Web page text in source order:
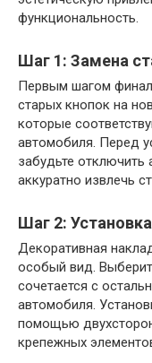
функциональность.
Шаг 1: Замена
Первым шагом
старых кнопок на
которые
автомобиля. Перед
забудьте отключить
аккуратно извлечь
Шаг 2:
Декоративная
особый вид.
сочетается с
автомобиля.
помощью
крепежных